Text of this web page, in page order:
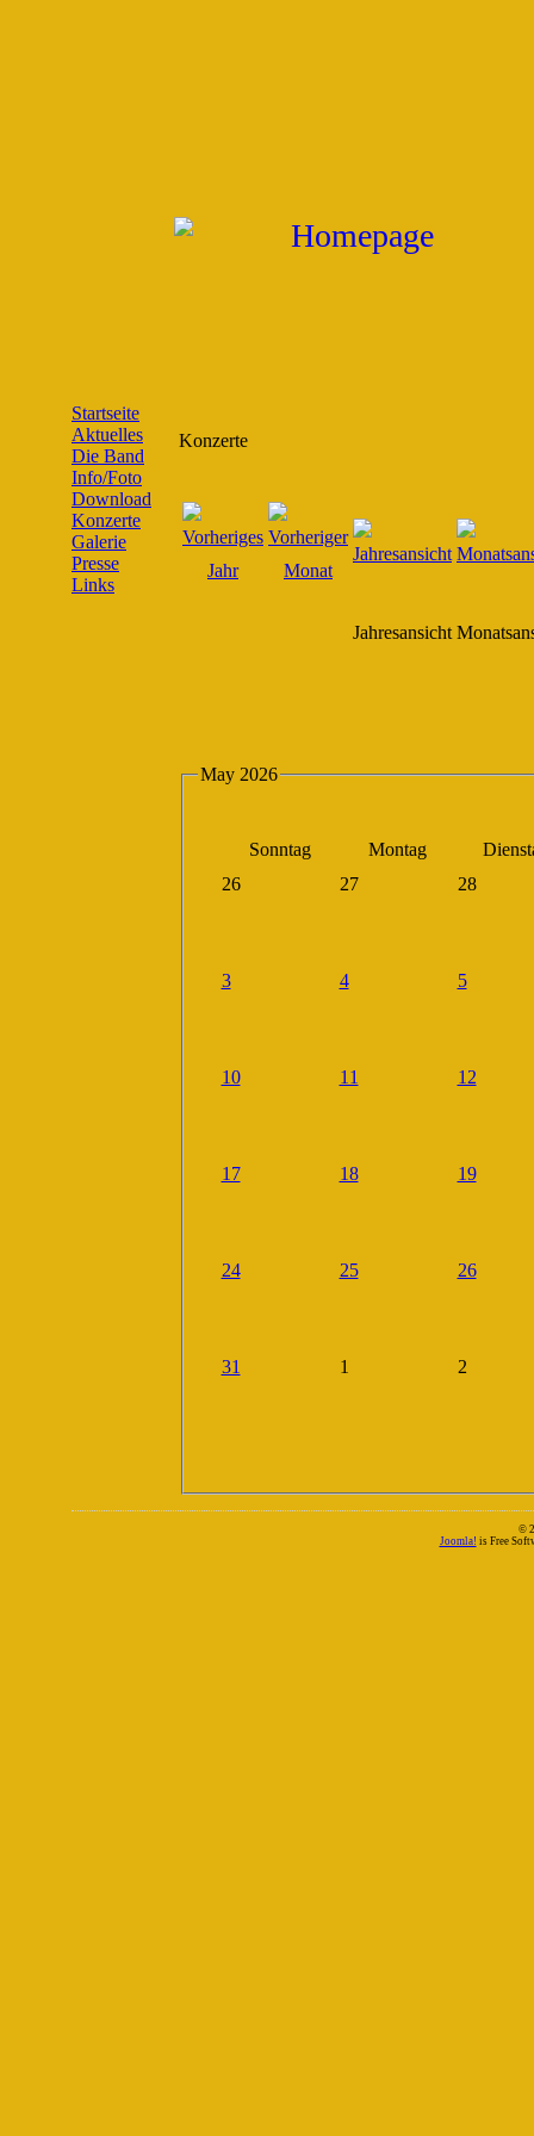
Startseite
Aktuelles
Die Band
Info/Foto
Download
Konzerte
Galerie
Presse
Links
Konzerte
Jahresansicht
May 2026
Sonntag Montag
26
27 28
3 4 5
10 11 12
17 18 19
24 25 26
31 1 2
©
Joomla! is Free